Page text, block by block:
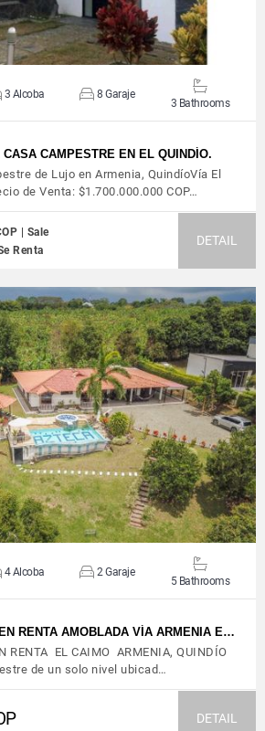
3 Alcoba 8 Garaje
3 Bathrooms
CAMPESTRE EN EL QUINDÍO.
de Lujo en Armenia, QuindíoVía El
de Venta: $1.700.000.000 COP…
| Sale
Renta
DETAIL
VIEW DETAILS
4 Alcoba 2 Garaje
5 Bathrooms
RENTA AMOBLADA VÍA ARMENIA E…
RENTA EL CAIMO ARMENIA, QUINDÍO
de un solo nivel ubicad…
DETAIL